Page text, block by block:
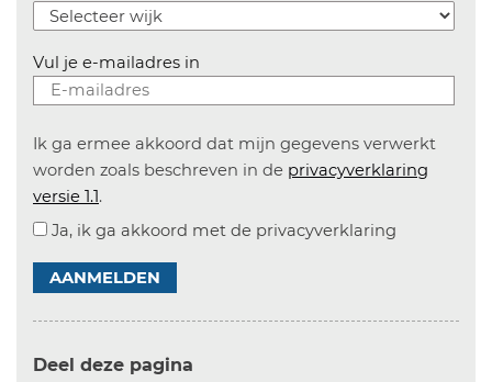
Vul je e-mailadres in
Ik ga ermee akkoord dat mijn gegevens verwerkt
worden zoals beschreven in de privacyverklaring
versie 1.1.
Ja, ik ga akkoord met de privacyverklaring
AANMELDEN
Deel deze pagina